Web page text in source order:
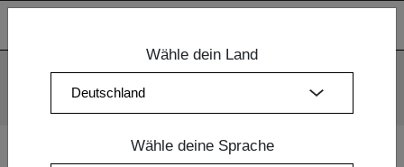
Webseiten sind Sie mit dem Einsatz der Cookies einverstanden.
Wähle dein Land
Wähle deine Sprache